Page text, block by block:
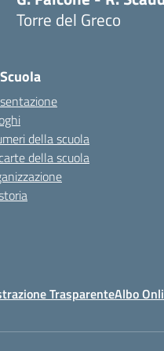
Torre del Greco
della scuola
della scuola
TrasparenteAlbo